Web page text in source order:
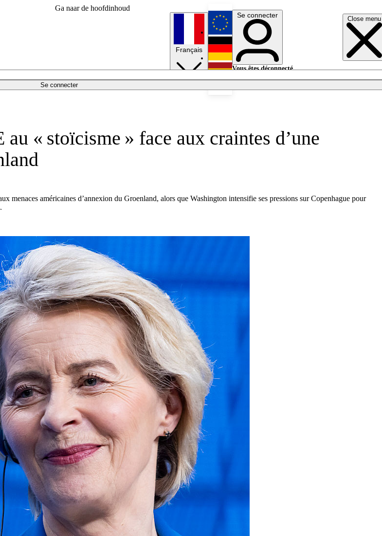
Ga naar de hoofdinhoud
Close menu
Se connecter
Français
English
Deutsch
Se connecter
Vous êtes déconnecté.
« stoïcisme » face aux craintes d’une
menaces américaines d’annexion du Groenland, alors que Washington intensifie ses pressions sur Copenhague pour